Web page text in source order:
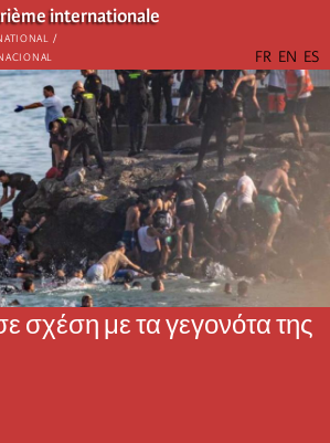
internationale
/
σχέση με τα γεγονότα της